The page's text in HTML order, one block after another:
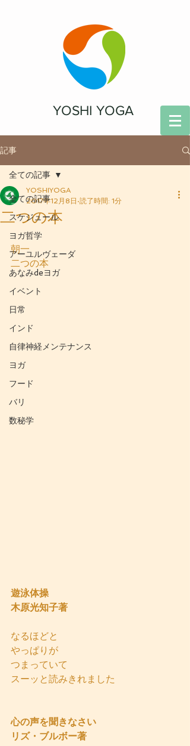
YOSHI YOGA
記事
全ての記事
スケジュール
ヨガ哲学
アーユルヴェーダ
あなみdeヨガ
イベント
日常
インド
自律神経メンテナンス
ヨガ
フード
バリ
数秘学
全ての記事
二つの本
YOSHIYOGA
2017年12月8日 読了時間: 1分
朝一
二つの本
遊泳体操
木原光知子著
なるほどと
やっぱりが
つまっていて
スーッと読みきれました
心の声を聞きなさい
リズ・ブルボー著